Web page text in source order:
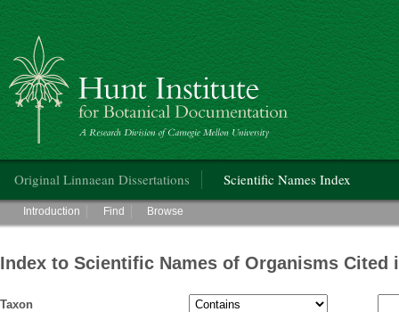
Hunt Institute for Botanical Documentation
Original Linnaean Dissertations Scientific Names Index
Main menu
Introduction Find Browse
Index to Scientific Names of Organisms Cited
Taxon